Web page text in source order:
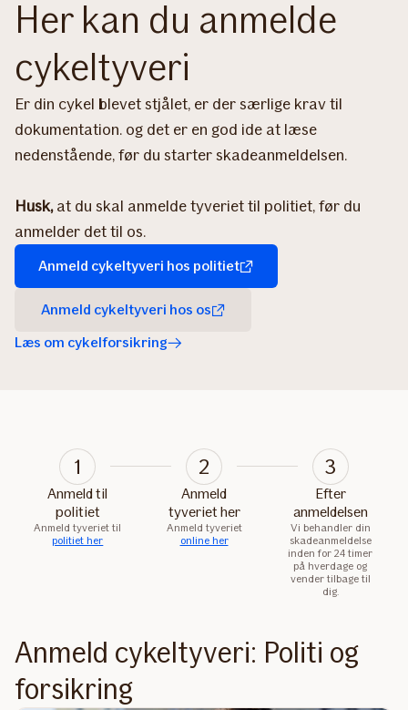
Her kan du anmelde
cykeltyveri
Er din cykel blevet stjålet, er der særlige krav til
dokumentation. og det er en god ide at læse
nedenstående, før du starter skadeanmeldelsen.
Husk,at du skal anmelde tyveriet til politiet, før du
anmelder det til os.
Anmeld cykeltyveri hos politiet
Anmeld cykeltyveri hos os
Læs om cykelforsikring
1
Anmeld til
politiet
Anmeld tyveriet til
politiet her
2
Anmeld
tyveriet her
Anmeld tyveriet
online her
3
Efter
anmeldelsen
Vi behandler din
skadeanmeldelse
inden for 24 timer
på hverdage og
vender tilbage til
dig.
Anmeld cykeltyveri: Politi og
forsikring